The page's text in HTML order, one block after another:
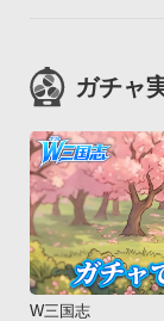
ガチャ
W三国志